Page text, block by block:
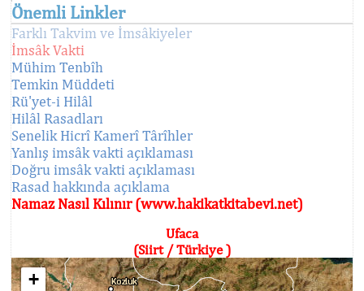
Önemli Linkler
Farklı Takvim ve İmsâkiyeler
İmsâk Vakti
Mühim Tenbîh
Temkin Müddeti
Rü'yet-i Hilâl
Hilâl Rasadları
Senelik Hicrî Kamerî Târîhler
Yanlış imsâk vakti açıklaması
Doğru imsâk vakti açıklaması
Rasad hakkında açıklama
Namaz Nasıl Kılınır (www.hakikatkitabevi.net)
Ufaca
(Siirt / Türkiye )
+